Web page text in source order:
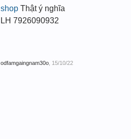
shop Thật ý nghĩa
LH 7926090932
odfamgaingnam30o 15/10/22